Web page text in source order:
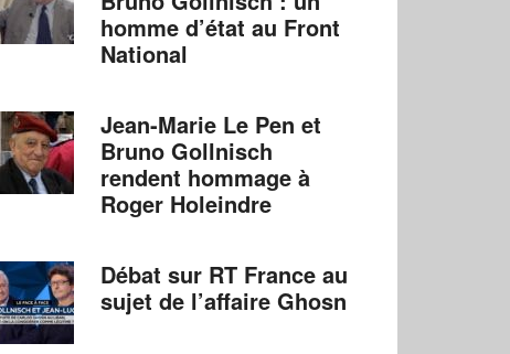
homme d’état au Front
National
Jean-Marie Le Pen et
Bruno Gollnisch
rendent hommage à
Roger Holeindre
Débat sur RT France au
sujet de l’affaire Ghosn